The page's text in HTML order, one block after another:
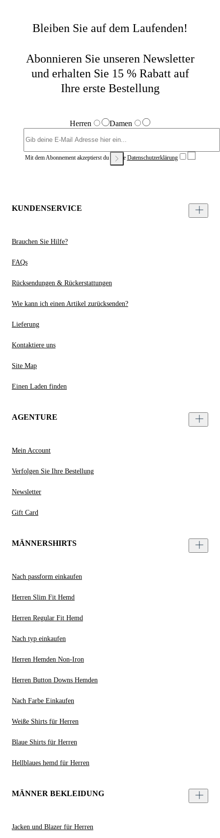
Bleiben Sie auf dem Laufenden!
Abonnieren Sie unseren Newsletter
und erhalten Sie 15 % Rabatt auf
Ihre erste Bestellung
Herren Damen
Mit dem Abonnement akzeptierst du unsere Datenschutzerklärung
KUNDENSERVICE
Brauchen Sie Hilfe?
FAQs
Rücksendungen & Rückerstattungen
Wie kann ich einen Artikel zurücksenden?
Lieferung
Kontaktiere uns
Site Map
Einen Laden finden
AGENTURE
Mein Account
Verfolgen Sie Ihre Bestellung
Newsletter
Gift Card
MÄNNERSHIRTS
Nach passform einkaufen
Herren Slim Fit Hemd
Herren Regular Fit Hemd
Nach typ einkaufen
Herren Hemden Non-Iron
Herren Button Downs Hemden
Nach Farbe Einkaufen
Weiße Shirts für Herren
Blaue Shirts für Herren
Hellblaues hemd für Herren
MÄNNER BEKLEIDUNG
Jacken und Blazer für Herren